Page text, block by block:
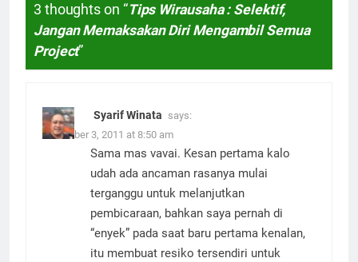
3 thoughts on “Tips Wirausaha : Selektif,
Jangan Memaksakan Diri Mengambil Semua
Project”
Syarif Winata says:
November 3, 2011 at 8:50 am
Sama mas vavai. Kesan pertama kalo
udah ada ancaman rasanya mulai
terganggu untuk melanjutkan
pembicaraan, bahkan saya pernah di
“enyek” pada saat baru pertama kenalan,
itu membuat resiko tersendiri untuk